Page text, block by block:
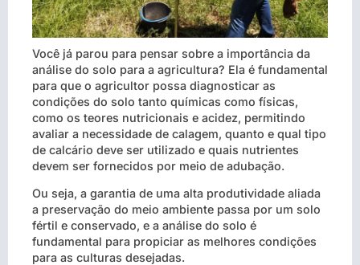
Você já parou para pensar sobre a importância da
análise do solo para a agricultura? Ela é fundamental
para que o agricultor possa diagnosticar as
condições do solo tanto químicas como físicas,
como os teores nutricionais e acidez, permitindo
avaliar a necessidade de calagem, quanto e qual tipo
de calcário deve ser utilizado e quais nutrientes
devem ser fornecidos por meio de adubação.
Ou seja, a garantia de uma alta produtividade aliada
a preservação do meio ambiente passa por um solo
fértil e conservado, e a análise do solo é
fundamental para propiciar as melhores condições
para as culturas desejadas.